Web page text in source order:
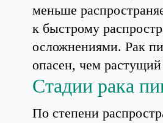
меньше
к быстрому
осложнениями. Рак
опасен, чем
Стадии рака
По степени